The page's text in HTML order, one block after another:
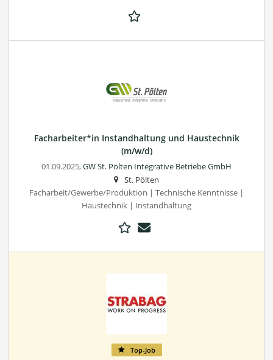
Facharbeiter*in Instandhaltung und Haustechnik
(m/w/d)
01.09.2025,GW St. Pölten Integrative Betriebe GmbH
St. Pölten
Facharbeit/Gewerbe/Produktion | Technische Kenntnisse |
Haustechnik | Instandhaltung
Top-Job